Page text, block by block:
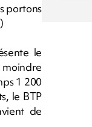
portons
le
1 200
le BTP
de